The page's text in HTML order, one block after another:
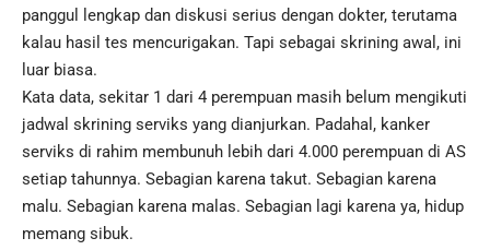
panggul lengkap dan diskusi serius dengan dokter, terutama
kalau hasil tes mencurigakan. Tapi sebagai skrining awal, ini
luar biasa.
Kata data, sekitar 1 dari 4 perempuan masih belum mengikuti
jadwal skrining serviks yang dianjurkan. Padahal, kanker
serviks di rahim membunuh lebih dari 4.000 perempuan di AS
setiap tahunnya. Sebagian karena takut. Sebagian karena
malu. Sebagian karena malas. Sebagian lagi karena ya, hidup
memang sibuk.